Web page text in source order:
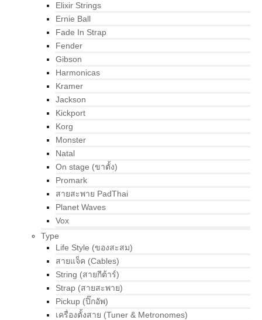
Elixir Strings
Ernie Ball
Fade In Strap
Fender
Gibson
Harmonicas
Kramer
Jackson
Kickport
Korg
Monster
Natal
On stage (ขาตั้ง)
Promark
สายสะพาย PadThai
Planet Waves
Vox
Type
Life Style (ของสะสม)
สายแจ็ค (Cables)
String (สายกีต้าร์)
Strap (สายสะพาย)
Pickup (ปิ๊กอัพ)
เครื่องตั้งสาย (Tuner & Metronomes)